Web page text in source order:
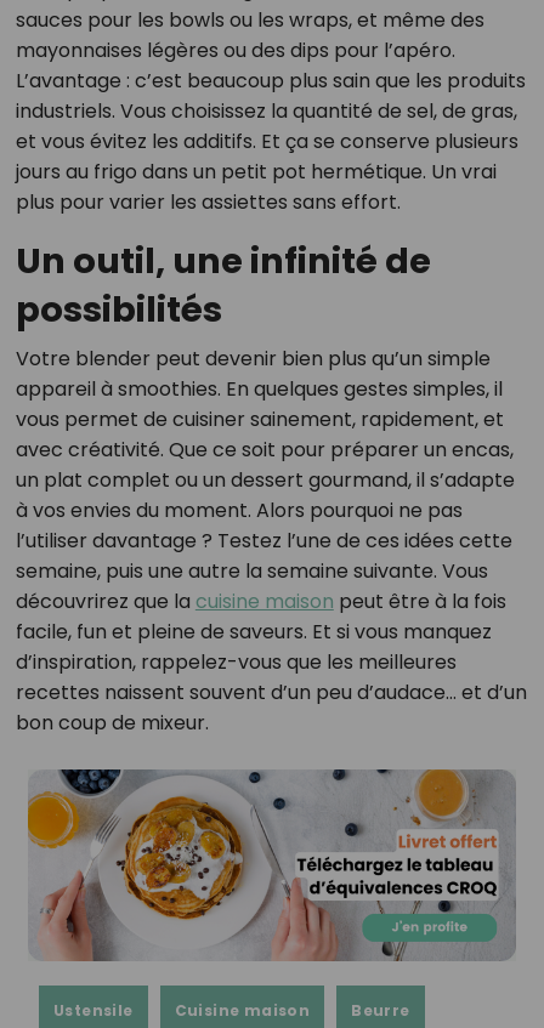
sauces pour les bowls ou les wraps, et même des
mayonnaises légères ou des dips pour l’apéro.
L’avantage : c’est beaucoup plus sain que les produits
industriels. Vous choisissez la quantité de sel, de gras,
et vous évitez les additifs. Et ça se conserve plusieurs
jours au frigo dans un petit pot hermétique. Un vrai
plus pour varier les assiettes sans effort.
Un outil, une infinité de
possibilités
Votre blender peut devenir bien plus qu’un simple
appareil à smoothies. En quelques gestes simples, il
vous permet de cuisiner sainement, rapidement, et
avec créativité. Que ce soit pour préparer un encas,
un plat complet ou un dessert gourmand, il s’adapte
à vos envies du moment. Alors pourquoi ne pas
l’utiliser davantage ? Testez l’une de ces idées cette
semaine, puis une autre la semaine suivante. Vous
découvrirez que la cuisine maison peut être à la fois
facile, fun et pleine de saveurs. Et si vous manquez
d’inspiration, rappelez-vous que les meilleures
recettes naissent souvent d’un peu d’audace… et d’un
bon coup de mixeur.
Ustensile Cuisine maison Beurre